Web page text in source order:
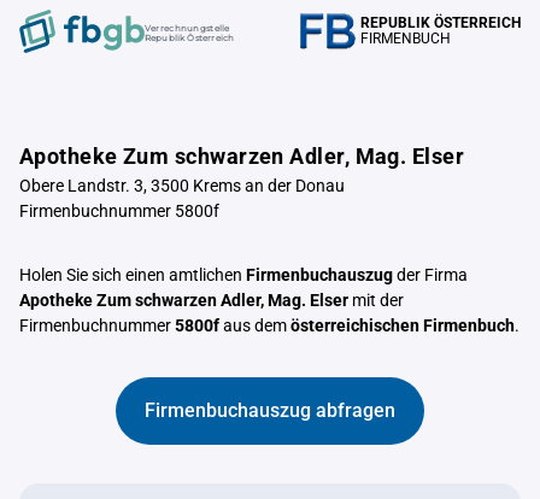
Verrechnungstelle
Republik Österreich
REPUBLIK ÖSTERREICH
FIRMENBUCH
Apotheke Zum schwarzen Adler, Mag. Elser
Obere Landstr. 3, 3500 Krems an der Donau
Firmenbuchnummer 5800f
Holen Sie sich einen amtlichen Firmenbuchauszugder Firma
Apotheke Zum schwarzen Adler, Mag. Elser mit der
Firmenbuchnummer5800faus demösterreichischen Firmenbuch.
Firmenbuchauszug abfragen